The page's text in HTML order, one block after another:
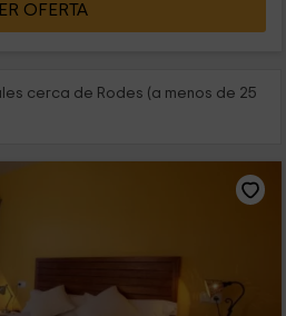
OFERTA
cerca de Rodes (a menos de 25